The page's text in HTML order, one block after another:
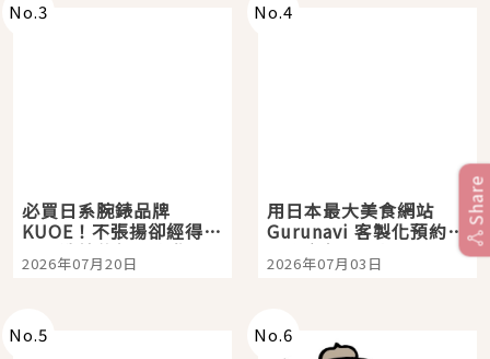
No.3
必買日系腕錶品牌
KUOE！不張揚卻經得起
時間洗鍊的經典之作五
選
2026年07月20日
No.4
用日本最大美食網站
Gurunavi 客製化預約九
大都市餐廳，打造專屬
美食體驗！
2026年07月03日
No.5 No.6
Share